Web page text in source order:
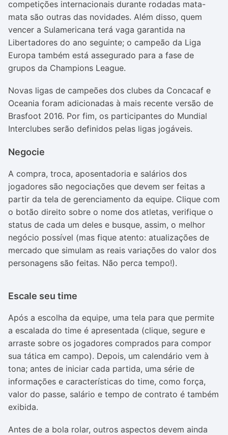
competições internacionais durante rodadas mata-
mata são outras das novidades. Além disso, quem
vencer a Sulamericana terá vaga garantida na
Libertadores do ano seguinte; o campeão da Liga
Europa também está assegurado para a fase de
grupos da Champions League.
Novas ligas de campeões dos clubes da Concacaf e
Oceania foram adicionadas à mais recente versão de
Brasfoot 2016. Por fim, os participantes do Mundial
Interclubes serão definidos pelas ligas jogáveis.
Negocie
A compra, troca, aposentadoria e salários dos
jogadores são negociações que devem ser feitas a
partir da tela de gerenciamento da equipe. Clique com
o botão direito sobre o nome dos atletas, verifique o
status de cada um deles e busque, assim, o melhor
negócio possível (mas fique atento: atualizações de
mercado que simulam as reais variações do valor dos
personagens são feitas. Não perca tempo!).
Escale seu time
Após a escolha da equipe, uma tela para que permite
a escalada do time é apresentada (clique, segure e
arraste sobre os jogadores comprados para compor
sua tática em campo). Depois, um calendário vem à
tona; antes de iniciar cada partida, uma série de
informações e características do time, como força,
valor do passe, salário e tempo de contrato é também
exibida.
Antes de a bola rolar, outros aspectos devem ainda